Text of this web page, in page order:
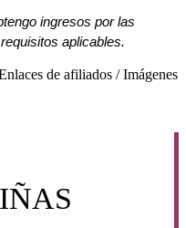
ingresos por las
aplicables.
de afiliados / Imágenes